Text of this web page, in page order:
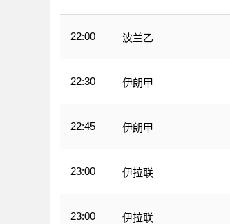
22:00 波兰乙
22:30 伊朗甲
22:45 伊朗甲
23:00 伊拉联
23:00 伊拉联